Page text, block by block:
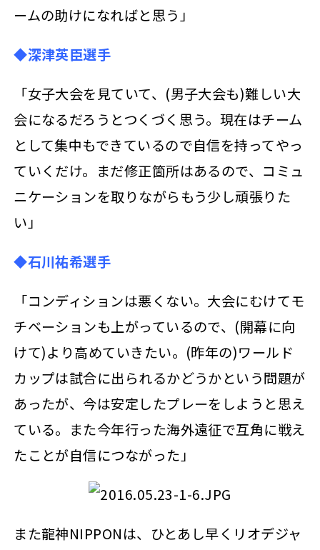
ームの助けになればと思う」
◆深津英臣選手
「女子大会を見ていて、(男子大会も)難しい大
会になるだろうとつくづく思う。現在はチーム
として集中もできているので自信を持ってやっ
ていくだけ。まだ修正箇所はあるので、コミュ
ニケーションを取りながらもう少し頑張りた
い」
◆石川祐希選手
「コンディションは悪くない。大会にむけてモ
チベーションも上がっているので、(開幕に向
けて)より高めていきたい。(昨年の)ワールド
カップは試合に出られるかどうかという問題が
あったが、今は安定したプレーをしようと思え
ている。また今年行った海外遠征で互角に戦え
たことが自信につながった」
また龍神NIPPONは、ひとあし早くリオデジャ